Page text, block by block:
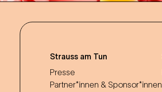
Strauss am Tun
Presse
Partner*innen & Sponsor*innen